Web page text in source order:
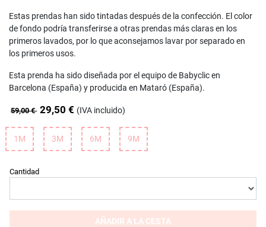
Estas prendas han sido tintadas después de la confección. El color
de fondo podría transferirse a otras prendas más claras en los
primeros lavados, por lo que aconsejamos lavar por separado en
los primeros usos.
Esta prenda ha sido diseñada por el equipo de Babyclic en
Barcelona (España) y producida en Mataró (España).
59,00 € 29,50 € (IVA incluido)
1M 3M 6M 9M
Cantidad
AÑADIR A LA CESTA